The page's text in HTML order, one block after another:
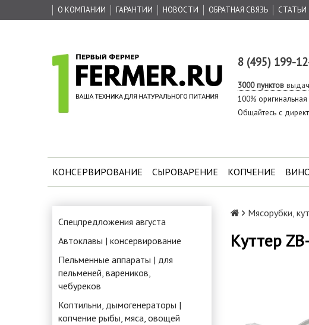
О КОМПАНИИ ГАРАНТИИ НОВОСТИ ОБРАТНАЯ СВЯЗЬ СТАТЬИ
8 (495) 199-
3000 пунктов
100%
Общайтесь с
КОНСЕРВИРОВАНИЕ СЫРОВАРЕНИЕ КОПЧЕНИЕ
Спецпредложения августа
Автоклавы | консервирование
Пельменные аппараты | для
пельменей, вареников,
чебуреков
Коптильни, дымогенераторы |
копчение рыбы, мяса, овощей
Мясорубки,
Куттер